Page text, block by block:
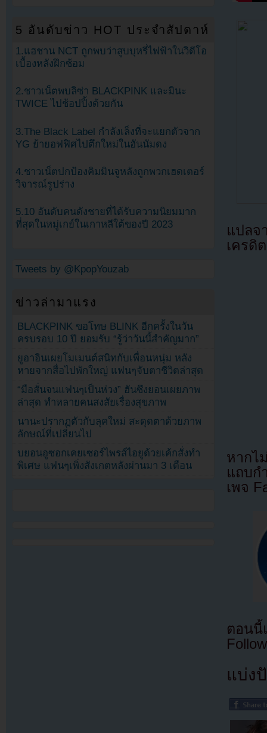
แปล
เครดิ
หากไ
แถบก
เพจ
ตอนนี้
แบ่ง
5 อันดับข่าว HOT ประจำสัปดาห์
1.แฮชาน NCT ถูกพบว่าสูบบุหรี่ไฟฟ้าในวิดีโอ
เบื้องหลังฝึกซ้อม
2.ชาวเน็ตพบลิซ่า BLACKPINK และมินะ
TWICE ไปช้อปปิ้งด้วยกัน
3.The Black Label กำลังเล็งที่จะแยกตัวจาก
YG ย้ายอฟฟิศไปตึกใหม่ในฮันนัมดง
4.ชาวเน็ตปกป้องคิมมินจูหลังถูกพวกเฮดเตอร์
วิจารณ์รูปร่าง
5.10 อันดับคนดังชายที่ได้รับความนิยมมาก
ที่สุดในหมู่เกย์ในเกาหลีใต้ของปี 2023
Tweets by @KpopYouzab
ข่าวล่ามาแรง
BLACKPINK ขอโทษ BLINK อีกครั้งในวัน
ครบรอบ 10 ปี ยอมรับ “รู้ว่าวันนี้สำคัญมาก”
ยูอาอินเผยโมเมนต์สนิทกับเพื่อนหนุ่ม หลัง
หายจากสื่อไปพักใหญ่ แฟนๆจับตาชีวิตล่าสุด
“มือสั่นจนแฟนๆเป็นห่วง” ฮันซึงยอนเผยภาพ
ล่าสุด ทำหลายคนสงสัยเรื่องสุขภาพ
นานะปรากฏตัวกับลุคใหม่ สะดุดตาด้วยภาพ
ลักษณ์ที่เปลี่ยนไป
บยอนอูซอกเคยเซอร์ไพรส์ไอยูด้วยเค้กสั่งทำ
พิเศษ แฟนๆเพิ่งสังเกตหลังผ่านมา 3 เดือน